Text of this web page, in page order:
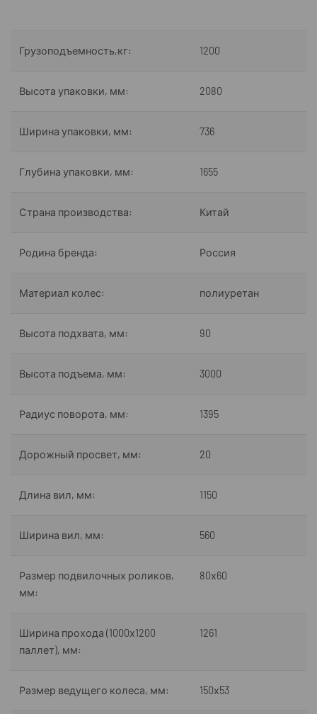
Грузоподъемность,кг: 1200
Высота упаковки, мм: 2080
Ширина упаковки, мм: 736
Глубина упаковки, мм: 1655
Страна производства: Китай
Родина бренда: Россия
Материал колес: полиуретан
Высота подхвата, мм: 90
Высота подъема, мм: 3000
Радиус поворота, мм: 1395
Дорожный просвет, мм: 20
Длина вил, мм: 1150
Ширина вил, мм: 560
Размер подвилочных роликов,
мм:
80х60
Ширина прохода (1000х1200
паллет), мм:
1261
Размер ведущего колеса, мм: 150х53